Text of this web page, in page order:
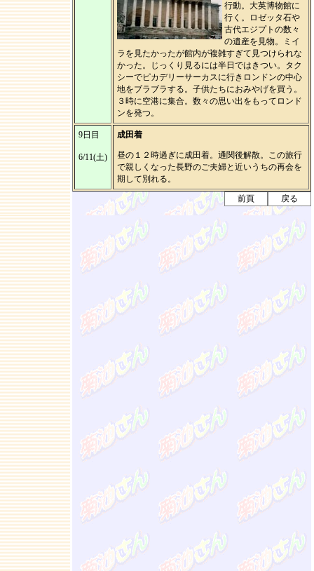
行動。大英博物館に
行く。ロゼッタ石や
古代エジプトの数々
の遺産を見物。ミイ
ラを見たかったが館内が複雑すぎて見つけられな
かった。じっくり見るには半日ではきつい。タク
シーでピカデリーサーカスに行きロンドンの中心
地をブラブラする。子供たちにおみやげを買う。
３時に空港に集合。数々の思い出をもってロンド
ンを発つ。
9日目
6/11(土)
成田着
昼の１２時過ぎに成田着。通関後解散。この旅行
で親しくなった長野のご夫婦と近いうちの再会を
期して別れる。